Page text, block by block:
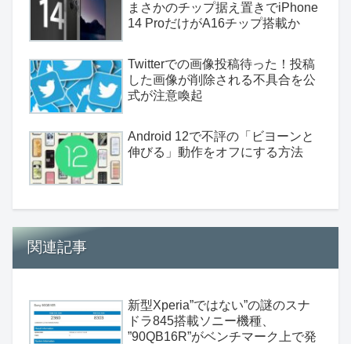
まさかのチップ据え置きでiPhone
14 ProだけがA16チップ搭載か
Twitterでの画像投稿待った！投稿
した画像が削除される不具合を公
式が注意喚起
Android 12で不評の「ビヨーンと
伸びる」動作をオフにする方法
関連記事
新型Xperia”ではない”の謎のスナ
ドラ845搭載ソニー機種、
”90QB16R”がベンチマーク上で発